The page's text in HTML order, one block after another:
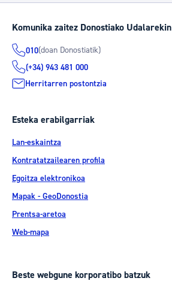
Komunika zaitez Donostiako Udalarekin
010(doan Donostiatik)
(+34) 943 481 000
Herritarren postontzia
Esteka erabilgarriak
Lan-eskaintza
Kontratatzailearen profila
Egoitza elektronikoa
Mapak - GeoDonostia
Prentsa-aretoa
Web-mapa
Beste webgune korporatibo batzuk